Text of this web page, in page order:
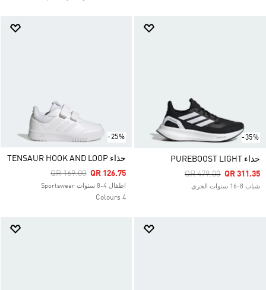
-35%
حذاء PUREBOOST LIGHT
Price Reduced From
QR 479.00ToQR 311.35
شباب 8-16 سنوات الجري
-25%
حذاء TENSAUR HOOK AND LOOP
Price Reduced From
QR 169.00ToQR 126.75
اطفال 4-8 سنوات Sportswear
4 Colours